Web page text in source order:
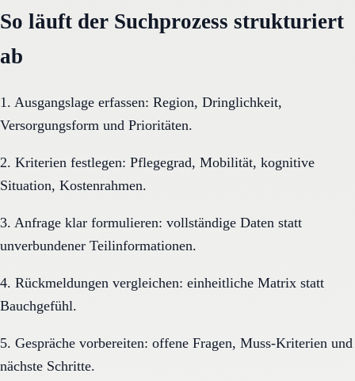
So läuft der Suchprozess strukturiert
ab
1. Ausgangslage erfassen: Region, Dringlichkeit,
Versorgungsform und Prioritäten.
2. Kriterien festlegen: Pflegegrad, Mobilität, kognitive
Situation, Kostenrahmen.
3. Anfrage klar formulieren: vollständige Daten statt
unverbundener Teilinformationen.
4. Rückmeldungen vergleichen: einheitliche Matrix statt
Bauchgefühl.
5. Gespräche vorbereiten: offene Fragen, Muss-Kriterien und
nächste Schritte.